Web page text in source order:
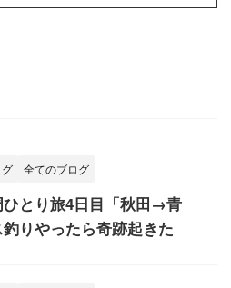
全てのブログ
ひとり旅4日目「秋田→青
りやったら奇跡起きた